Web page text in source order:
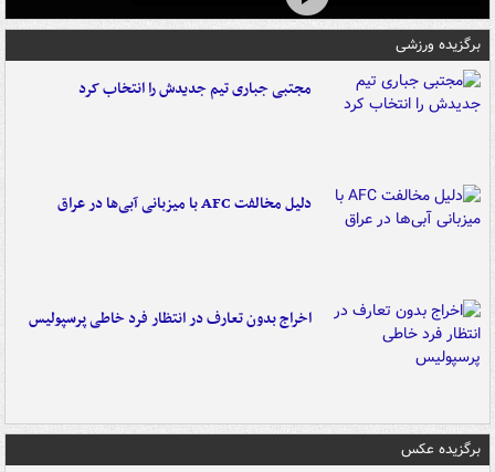
برگزیده ورزشی
مجتبی جباری تیم جدیدش را انتخاب کرد
دلیل مخالفت AFC با میزبانی آبی‌ها در عراق
اخراج بدون تعارف در انتظار فرد خاطی پرسپولیس
برگزیده عکس